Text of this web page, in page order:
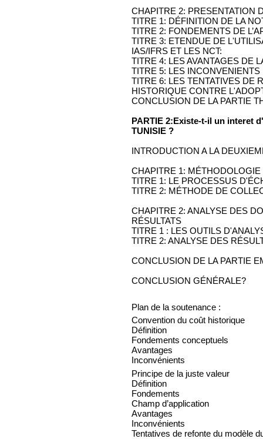
CHAPITRE 2: PRESENTATION
TITRE 1: DÉFINITION DE LA
TITRE 2: FONDEMENTS DE
TITRE 3: ETENDUE DE
IAS/IFRS ET LES NCT:
TITRE 4: LES AVANTAGES DE
TITRE 5: LES
TITRE 6: LES TENTATIVES DE
HISTORIQUE CONTRE
CONCLUSION DE LA PARTIE
PARTIE 2:Existe-t-il un interet
TUNISIE ?
INTRODUCTION A LA
CHAPITRE 1:
TITRE 1: LE PROCESSUS
TITRE 2: MÉTHODE DE
CHAPITRE 2: ANALYSE DES
RÉSULTATS
TITRE 1 : LES OUTILS
TITRE 2: ANALYSE DES
CONCLUSION DE LA PARTIE
CONCLUSION GÉNÉRALE?
Plan de la soutenance :
Convention du coût historique
Définition
Fondements conceptuels
Avantages
Inconvénients
Principe de la juste valeur
Définition
Fondements
Champ d’application
Avantages
Inconvénients
Tentatives de refonte du modèle